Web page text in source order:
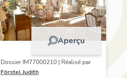
Aperçu
Dossier IM77000210 | Réalisé par
Förstel Judith